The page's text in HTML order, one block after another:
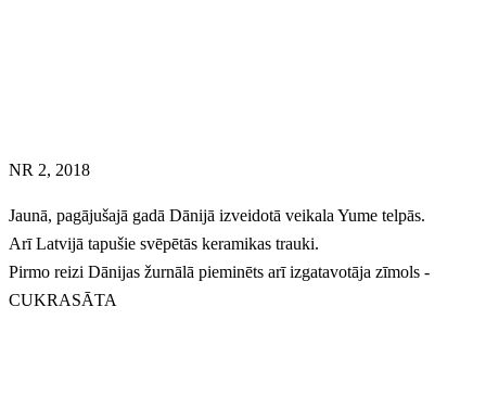
NR 2, 2018
Jaunā, pagājušajā gadā Dānijā izveidotā veikala Yume telpās.
Arī Latvijā tapušie svēpētās keramikas trauki.
Pirmo reizi Dānijas žurnālā pieminēts arī izgatavotāja zīmols -
CUKRASĀTA